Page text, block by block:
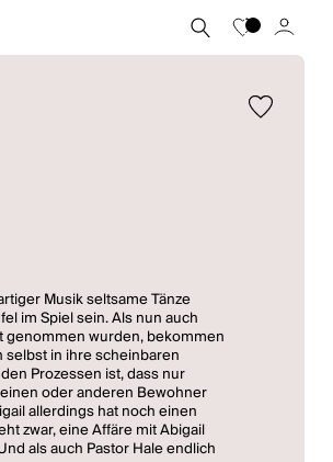
Musik seltsame Tänze
im Spiel sein. Als nun auch
genommen wurden, bekommen
in ihre scheinbaren
Prozessen ist, dass nur
oder anderen Bewohner
allerdings hat noch einen
zwar, eine Affäre mit Abigail
als auch Pastor Hale endlich